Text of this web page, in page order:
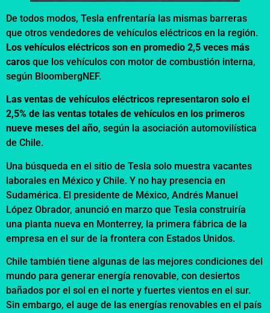
De todos modos, Tesla enfrentaría las mismas barreras
que otros vendedores de vehículos eléctricos en la región.
Los vehículos eléctricos son en promedio 2,5 veces más
caros que los vehículos con motor de combustión interna,
según BloombergNEF.
Las ventas de vehículos eléctricos representaron solo el
2,5% de las ventas totales de vehículos en los primeros
nueve meses del año, según la asociación automovilística
de Chile.
Una búsqueda en el sitio de Tesla solo muestra vacantes
laborales en México y Chile. Y no hay presencia en
Sudamérica. El presidente de México, Andrés Manuel
López Obrador, anunció en marzo que Tesla construiría
una planta nueva en Monterrey, la primera fábrica de la
empresa en el sur de la frontera con Estados Unidos.
Chile también tiene algunas de las mejores condiciones del
mundo para generar energía renovable, con desiertos
bañados por el sol en el norte y fuertes vientos en el sur.
Sin embargo, el auge de las energías renovables en el país